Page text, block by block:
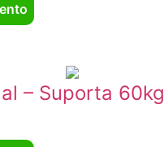
– Suporta 60kg